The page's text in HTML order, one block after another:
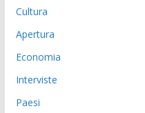
Cultura
Apertura
Economia
Interviste
Paesi